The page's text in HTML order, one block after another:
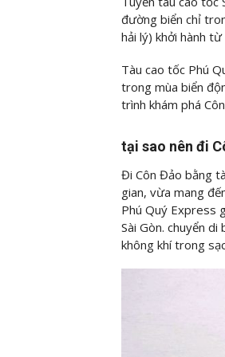
đường biển chỉ
hải lý) khởi hành
Tàu cao tốc Phú
trong mùa biển
trình khám phá
tại sao nên đi
Đi Côn Đảo bằng
gian, vừa mang
Phú Quý Express
Sài Gòn. chuyển
không khí trong